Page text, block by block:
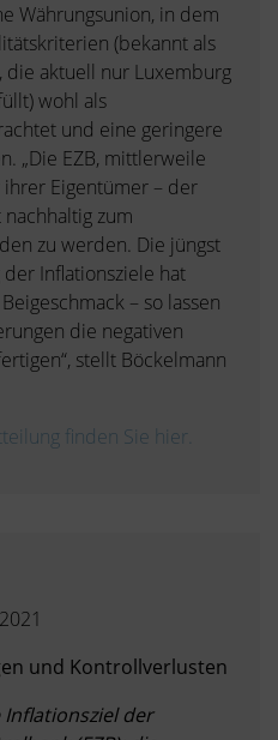
Währungsunion, in dem
(bekannt als
die aktuell nur Luxemburg
wohl als
und eine geringere
„Die EZB, mittlerweile
Eigentümer – der
zum
zu werden. Die jüngst
Inflationsziele hat
– so lassen
die negativen
stellt Böckelmann
finden Sie hier.
und Kontrollverlusten
Inflationsziel der